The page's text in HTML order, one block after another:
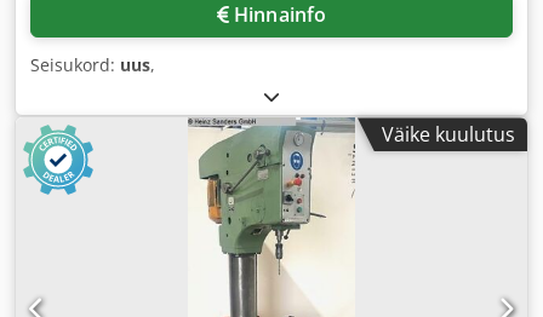
Hinnainfo
Seisukord: uus,
Väike kuulutus